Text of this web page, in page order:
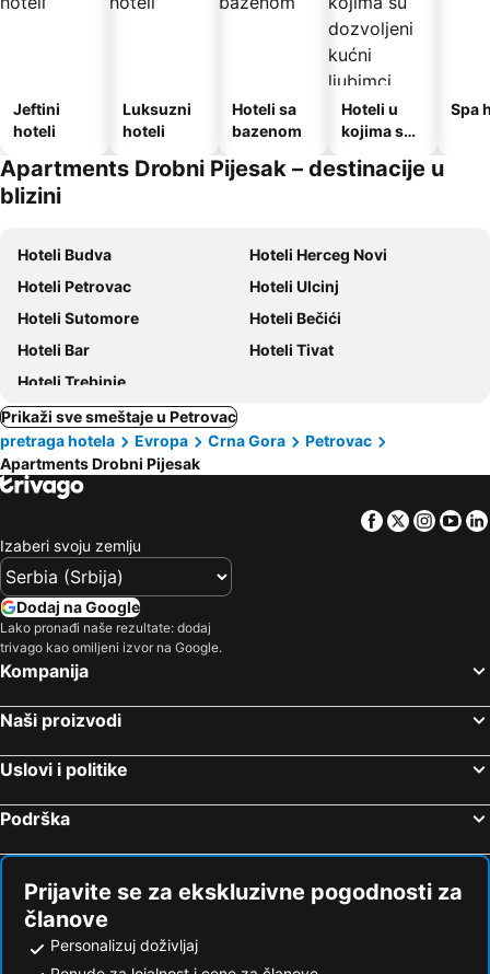
Jeftini
hoteli
Luksuzni
hoteli
Hoteli sa
bazenom
Hoteli u
kojima su
kućni
Spa
Apartments Drobni Pijesak – destinacije u
blizini
Hoteli Budva
Hoteli Herceg Novi
Hoteli Petrovac
Hoteli Ulcinj
Hoteli Sutomore
Hoteli Bečići
Hoteli Bar
Hoteli Tivat
Hoteli Trebinje
Prikaži sve smeštaje u Petrovac
pretraga hotela
Evropa Crna Gora
Petrovac
Apartments Drobni Pijesak
Facebook
Twitter
Izaberi svoju zemlju
Dodaj na Google
Lako pronađi naše rezultate: dodaj
trivago kao omiljeni izvor na Google.
Kompanija
Naši proizvodi
Uslovi i politike
Podrška
Prijavite se za ekskluzivne pogodnosti za
članove
Personalizuj doživljaj